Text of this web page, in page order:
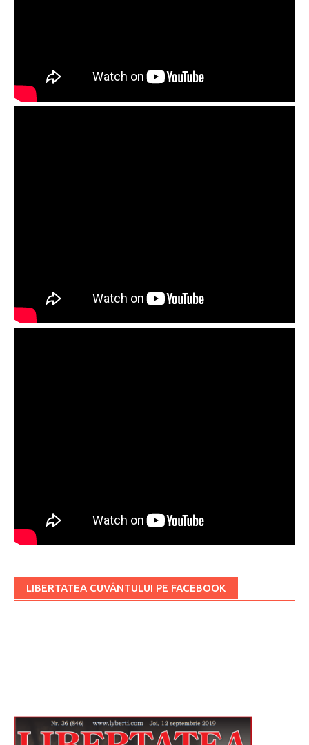
LIBERTATEA CUVÂNTULUI PE FACEBOOK